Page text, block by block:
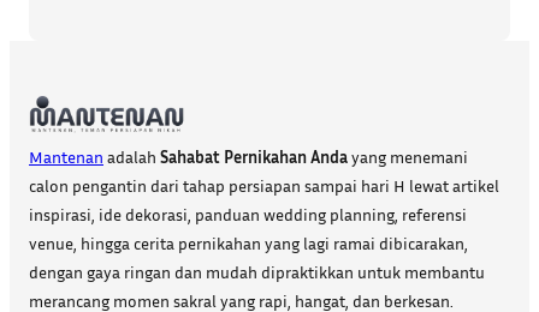
Mantenan adalah Sahabat Pernikahan Andayang menemani
calon pengantin dari tahap persiapan sampai hari H lewat artikel
inspirasi, ide dekorasi, panduan wedding planning, referensi
venue, hingga cerita pernikahan yang lagi ramai dibicarakan,
dengan gaya ringan dan mudah dipraktikkan untuk membantu
merancang momen sakral yang rapi, hangat, dan berkesan.